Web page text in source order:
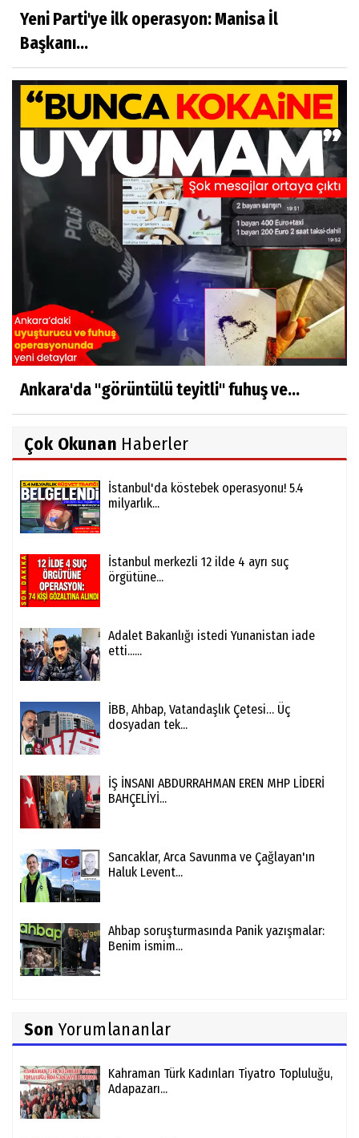
Yeni Parti'ye ilk operasyon: Manisa İl
Başkanı...
Ankara'da "görüntülü teyitli" fuhuş ve...
Çok Okunan Haberler
İstanbul'da köstebek operasyonu! 5.4
milyarlık...
İstanbul merkezli 12 ilde 4 ayrı suç
örgütüne...
Adalet Bakanlığı istedi Yunanistan iade
etti......
İBB, Ahbap, Vatandaşlık Çetesi… Üç
dosyadan tek...
İŞ İNSANI ABDURRAHMAN EREN MHP LİDERİ
BAHÇELİYİ...
Sancaklar, Arca Savunma ve Çağlayan'ın
Haluk Levent...
Ahbap soruşturmasında Panik yazışmalar:
Benim ismim...
Son Yorumlananlar
Kahraman Türk Kadınları Tiyatro Topluluğu,
Adapazarı...